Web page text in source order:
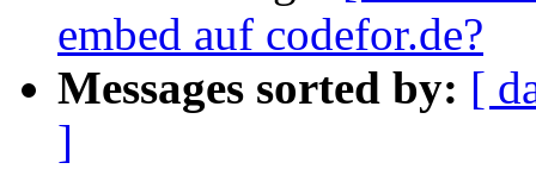
embed auf codefor.de?
Messages sorted by: [
]